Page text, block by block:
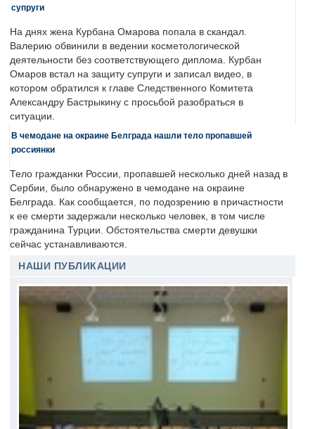
супруги
На днях жена Курбана Омарова попала в скандал.
Валерию обвинили в ведении косметологической
деятельности без соответствующего диплома. Курбан
Омаров встал на защиту супруги и записал видео, в
котором обратился к главе Следственного Комитета
Александру Бастрыкину с просьбой разобраться в
ситуации.
В чемодане на окраине Белграда нашли тело пропавшей
россиянки
Тело гражданки России, пропавшей несколько дней назад в
Сербии, было обнаружено в чемодане на окраине
Белграда. Как сообщается, по подозрению в причастности
к ее смерти задержали несколько человек, в том числе
гражданина Турции. Обстоятельства смерти девушки
сейчас устанавливаются.
НАШИ ПУБЛИКАЦИИ